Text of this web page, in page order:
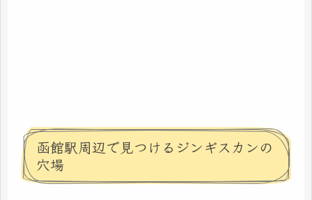
函館駅周辺で見つけるジンギスカンの
穴場